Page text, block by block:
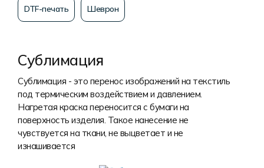
DTF-печать Шеврон
Сублимация
Сублимация - это перенос изображений на текстиль
под термическим воздействием и давлением.
Нагретая краска переносится с бумаги на
поверхность изделия. Такое нанесение не
чувствуется на ткани, не выцветает и не
изнашивается